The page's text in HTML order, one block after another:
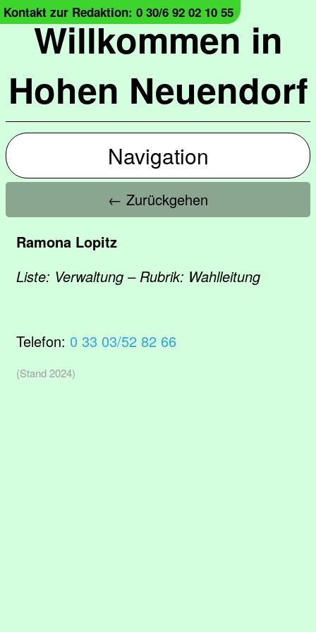
Willkommen in
Hohen Neuendorf
Kontakt zur Redaktion: 0 30/6 92 02 10 55
Navigation
← Zurückgehen
Ramona Lopitz
Liste: Verwaltung – Rubrik: Wahlleitung
Telefon: 0 33 03/52 82 66
(Stand 2024)